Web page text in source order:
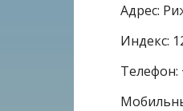
Адрес:
Индекс:
Телефон: